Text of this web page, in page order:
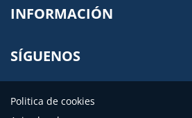
INFORMACIÓN
SÍGUENOS
Politica de cookies